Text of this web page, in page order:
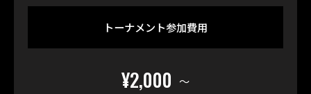
トーナメント参加費用
¥2,000 〜